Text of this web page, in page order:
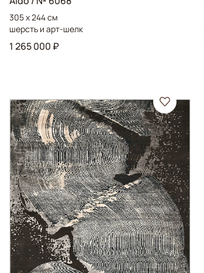
305 x 244 см
шерсть и арт-шелк
1 265 000 ₽